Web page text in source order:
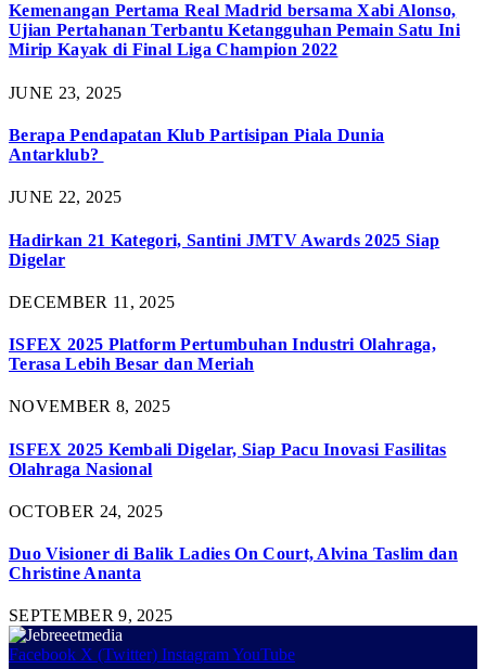
Kemenangan Pertama Real Madrid bersama Xabi Alonso,
Ujian Pertahanan Terbantu Ketangguhan Pemain Satu Ini
Mirip Kayak di Final Liga Champion 2022
JUNE 23, 2025
Berapa Pendapatan Klub Partisipan Piala Dunia
Antarklub?
JUNE 22, 2025
Hadirkan 21 Kategori, Santini JMTV Awards 2025 Siap
Digelar
DECEMBER 11, 2025
ISFEX 2025 Platform Pertumbuhan Industri Olahraga,
Terasa Lebih Besar dan Meriah
NOVEMBER 8, 2025
ISFEX 2025 Kembali Digelar, Siap Pacu Inovasi Fasilitas
Olahraga Nasional
OCTOBER 24, 2025
Duo Visioner di Balik Ladies On Court, Alvina Taslim dan
Christine Ananta
SEPTEMBER 9, 2025
Facebook X (Twitter) InstagramYouTube